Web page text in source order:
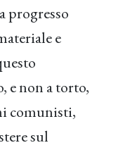
progresso
e
e non a torto,
comunisti,
sul